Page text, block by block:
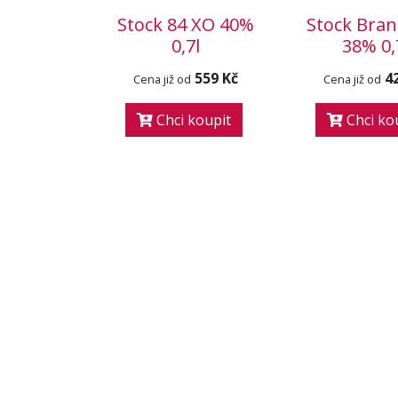
Stock 84 XO 40%
0,7l
Cena již od 559 Kč
Chci koupit
Stock
38%
Cena již od
Chci